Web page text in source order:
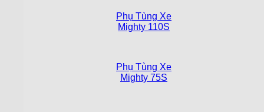
Phụ Tùng Xe
Mighty 110S
Phụ Tùng Xe
Mighty 75S